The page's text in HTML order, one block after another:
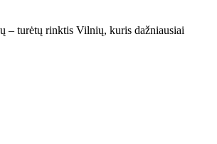
– turėtų rinktis Vilnių, kuris dažniausiai